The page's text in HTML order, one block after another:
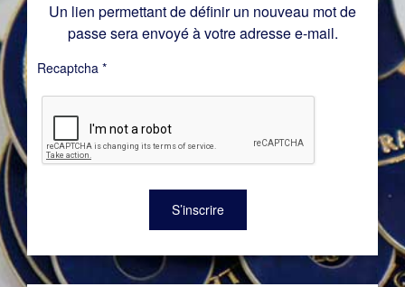
Un lien permettant de définir un nouveau mot de
passe sera envoyé à votre adresse e-mail.
Recaptcha *
S’inscrire